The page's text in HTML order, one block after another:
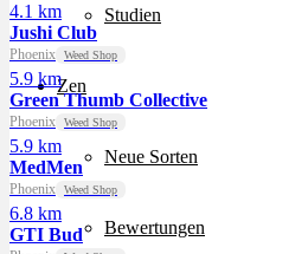
Studien
Zen
Neue Sorten
Bewertungen
4.1 km
Jushi Club
Phoenix Weed Shop
5.9 km
Green Thumb Collective
Phoenix Weed Shop
5.9 km
MedMen
Phoenix Weed Shop
6.8 km
GTI Bud